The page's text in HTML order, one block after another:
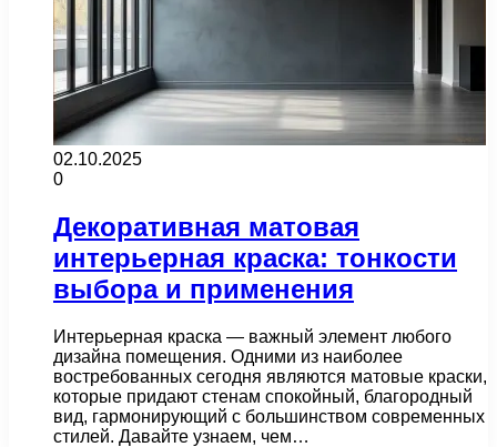
02.10.2025
0
Декоративная матовая
интерьерная краска: тонкости
выбора и применения
Интерьерная краска — важный элемент любого
дизайна помещения. Одними из наиболее
востребованных сегодня являются матовые краски,
которые придают стенам спокойный, благородный
вид, гармонирующий с большинством современных
стилей. Давайте узнаем, чем…